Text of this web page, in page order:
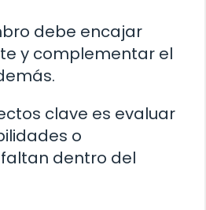
debe encajar
y complementar el
clave es evaluar
o
dentro del